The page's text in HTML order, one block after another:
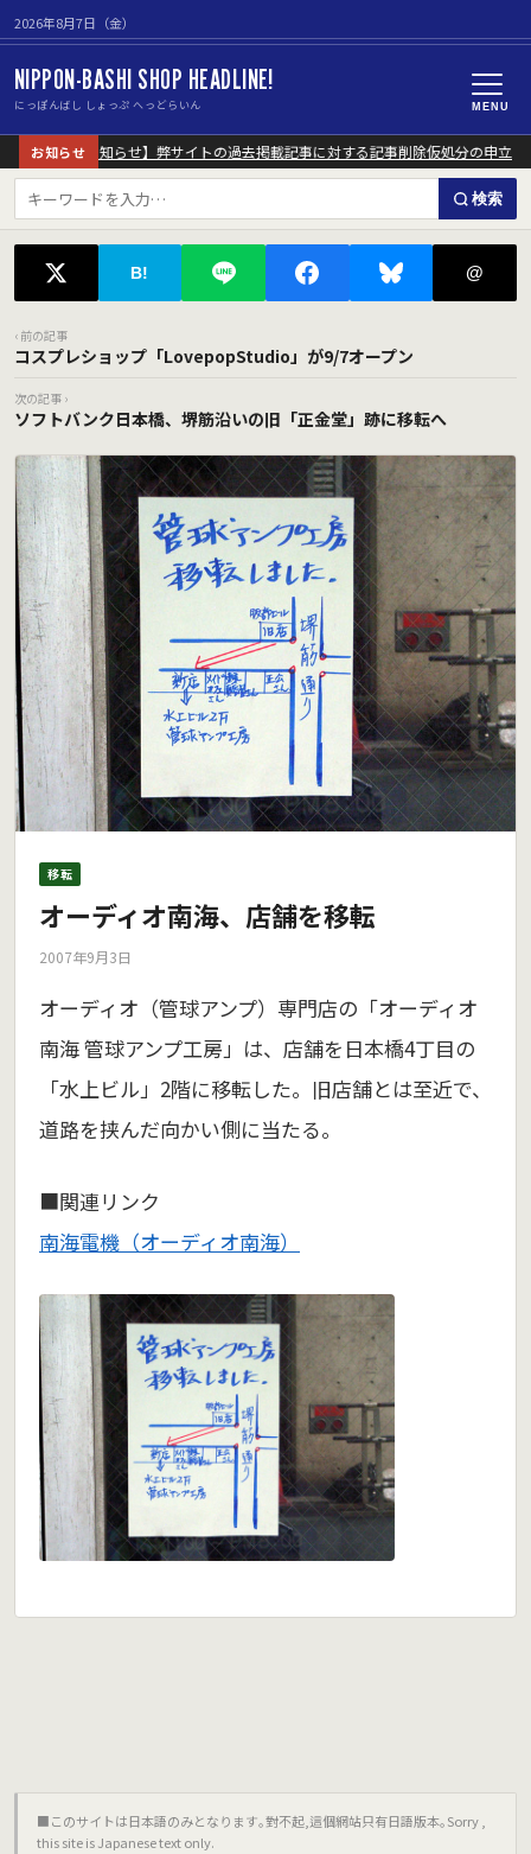
2026年8月7日（金）
NIPPON-BASHI SHOP HEADLINE!
にっぽんばし しょっぷ へっどらいん MENU
お知らせ
【重要なお知らせ】弊サイトの過去掲載記事に対する記事削除仮処分の申立に
検索
B! @
‹ 前の記事
コスプレショップ「LovepopStudio」が9/7オープン
次の記事 ›
ソフトバンク日本橋、堺筋沿いの旧「正金堂」跡に移転へ
移転
オーディオ南海、店舗を移転
2007年9月3日
オーディオ（管球アンプ）専門店の「オーディオ
南海 管球アンプ工房」は、店舗を日本橋4丁目の
「水上ビル」2階に移転した。旧店舗とは至近で、
道路を挟んだ向かい側に当たる。
■関連リンク
南海電機（オーディオ南海）
■このサイトは日本語のみとなります｡對不起,這個網站只有日語版本｡Sorry ,
this site is Japanese text only.